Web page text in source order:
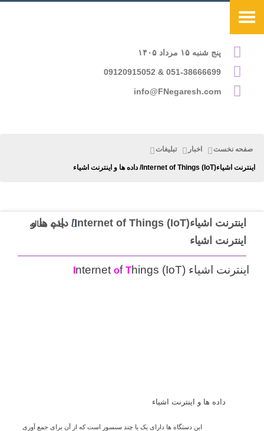
پنج شنبه ۱۵ مرداد ۱۴۰۵
051-38666699 & 09120915052
info@FNegaresh.com
صفحه نخست اخبار تبلیغات
اینترنت اشیاء(IoT) Internet of Things/ داده ها و اینترنت اشیاء
اینترنت اشیاء(IoT) Internet of Things/ داده ها و
اینترنت اشیاء
چاپ مقاله
اینترنت اشیاء nternet of Things (IoT)
داده ها و اینترنت اشیاء
ابن دستگاه ها دارای یک یا چند سنسور است که از آن برای جمع آوری